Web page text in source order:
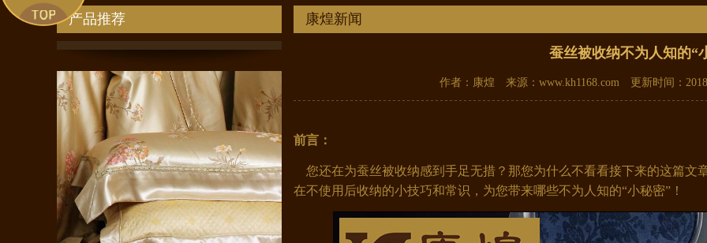
产品推荐
康煌真丝枕套100%桑蚕丝枕套 双..
康煌新闻
蚕丝被收纳不为人知的“
作者：康煌 来源：www.kh1168.com 更新时间：
前言：
您还在为蚕丝被收纳感到手足无措？那您为什么不看看接下来的这篇文
在不使用后收纳的小技巧和常识，为您带来哪些不为人知的“小秘密”！